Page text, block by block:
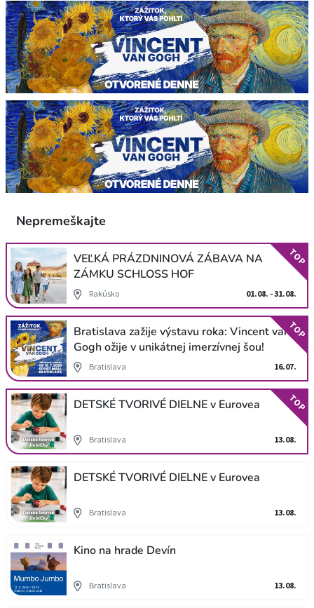
Nepremeškajte
VEĽKÁ PRÁZDNINOVÁ ZÁBAVA NA
ZÁMKU SCHLOSS HOF
Rakúsko 01.08. - 31.08.
TOP
Bratislava zažije výstavu roka: Vincent van
Gogh ožije v unikátnej imerzívnej šou!
Bratislava 16.07.
TOP
DETSKÉ TVORIVÉ DIELNE v Eurovea
Bratislava 13.08.
TOP
DETSKÉ TVORIVÉ DIELNE v Eurovea
Bratislava 13.08.
Kino na hrade Devín
Bratislava 13.08.